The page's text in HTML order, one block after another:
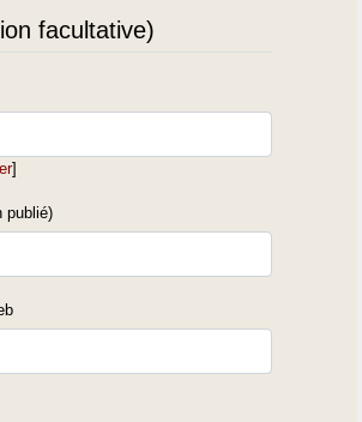
facultative)
]
publié)